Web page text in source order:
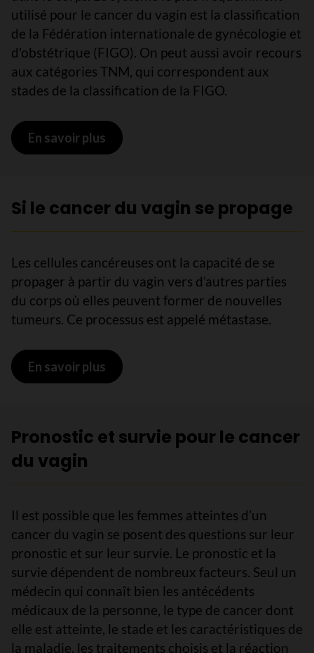
utilisé pour le cancer du vagin est la classification
de la Fédération internationale de gynécologie et
d'obstétrique (FIGO). On peut aussi avoir recours
aux catégories TNM, qui correspondent aux
stades de la classification de la FIGO.
En savoir plus sur Stades du cancer du vagin
Si le cancer du vagin se propage
Les cellules cancéreuses ont la capacité de se
propager à partir du vagin vers d’autres parties
du corps où elles peuvent former de nouvelles
tumeurs. Ce processus est appelé métastase.
En savoir plus sur Si le cancer du vagin se propage
Pronostic et survie pour le cancer
du vagin
Il est possible que les femmes atteintes d’un
cancer du vagin se posent des questions sur leur
pronostic et sur leur survie. Le pronostic et la
survie dépendent de nombreux facteurs. Seul un
médecin qui connaît bien les antécédents
médicaux de la personne, le type de cancer dont
elle est atteinte, le stade et les caractéristiques de
la maladie, les traitements choisis et la réaction